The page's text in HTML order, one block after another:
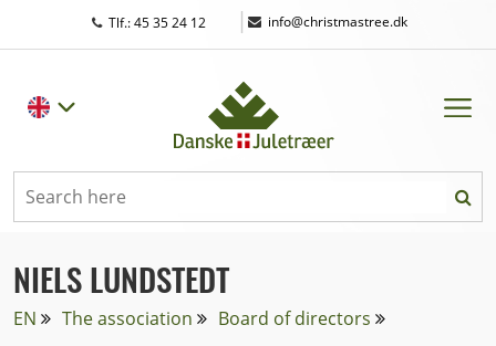
Tlf.: 45 35 24 12 | info@christmastree.dk
NIELS LUNDSTEDT
EN The association Board of directors